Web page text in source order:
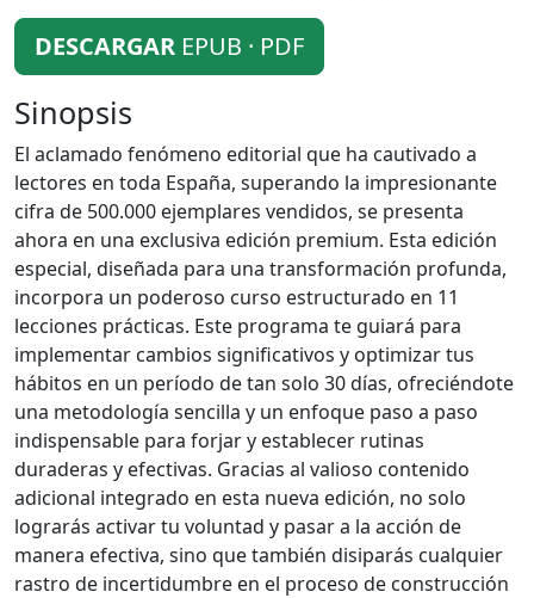
DESCARGAR EPUB · PDF
Sinopsis
El aclamado fenómeno editorial que ha cautivado a
lectores en toda España, superando la impresionante
cifra de 500.000 ejemplares vendidos, se presenta
ahora en una exclusiva edición premium. Esta edición
especial, diseñada para una transformación profunda,
incorpora un poderoso curso estructurado en 11
lecciones prácticas. Este programa te guiará para
implementar cambios significativos y optimizar tus
hábitos en un período de tan solo 30 días, ofreciéndote
una metodología sencilla y un enfoque paso a paso
indispensable para forjar y establecer rutinas
duraderas y efectivas. Gracias al valioso contenido
adicional integrado en esta nueva edición, no solo
lograrás activar tu voluntad y pasar a la acción de
manera efectiva, sino que también disiparás cualquier
rastro de incertidumbre en el proceso de construcción